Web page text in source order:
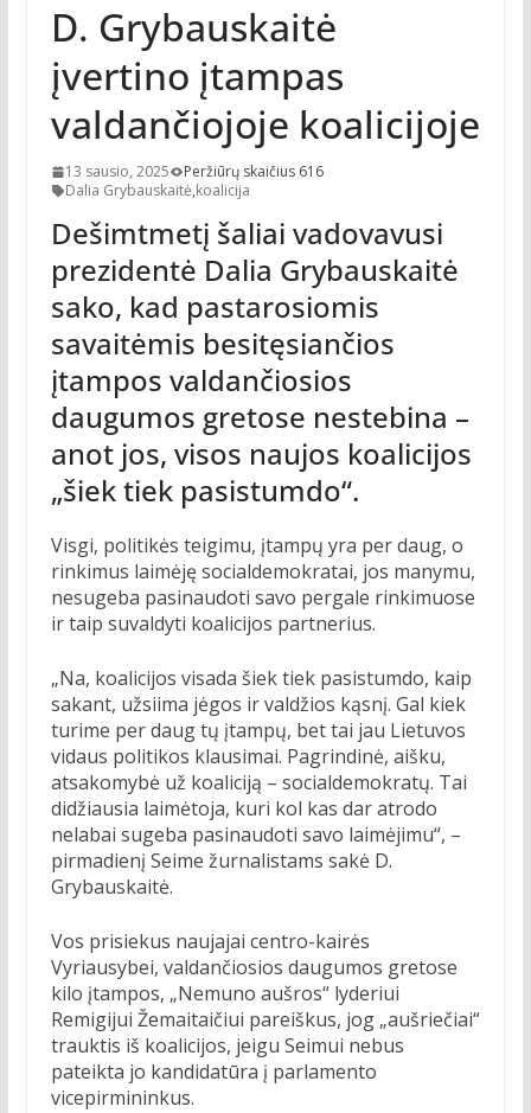
D. Grybauskaitė
įvertino įtampas
valdančiojoje koalicijoje
13 sausio, 2025
Peržiūrų skaičius 616
Dalia Grybauskaitė,koalicija
Dešimtmetį šaliai vadovavusi
prezidentė Dalia Grybauskaitė
sako, kad pastarosiomis
savaitėmis besitęsiančios
įtampos valdančiosios
daugumos gretose nestebina –
anot jos, visos naujos koalicijos
„šiek tiek pasistumdo“.
Visgi, politikės teigimu, įtampų yra per daug, o
rinkimus laimėję socialdemokratai, jos manymu,
nesugeba pasinaudoti savo pergale rinkimuose
ir taip suvaldyti koalicijos partnerius.
„Na, koalicijos visada šiek tiek pasistumdo, kaip
sakant, užsiima jėgos ir valdžios kąsnį. Gal kiek
turime per daug tų įtampų, bet tai jau Lietuvos
vidaus politikos klausimai. Pagrindinė, aišku,
atsakomybė už koaliciją – socialdemokratų. Tai
didžiausia laimėtoja, kuri kol kas dar atrodo
nelabai sugeba pasinaudoti savo laimėjimu“, –
pirmadienį Seime žurnalistams sakė D.
Grybauskaitė.
Vos prisiekus naujajai centro-kairės
Vyriausybei, valdančiosios daugumos gretose
kilo įtampos, „Nemuno aušros“ lyderiui
Remigijui Žemaitaičiui pareiškus, jog „aušriečiai“
trauktis iš koalicijos, jeigu Seimui nebus
pateikta jo kandidatūra į parlamento
vicepirmininkus.